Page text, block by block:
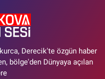
Derecik'te özgün haber
bölge'den Dünyaya açılan